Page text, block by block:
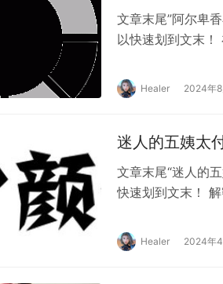
文章末尾”阿尔卑
以快速划到文末！
格，成为了不少人
只是单纯喜欢这些
Healer 2024年
迷人的五姨太
文章末尾“迷人的
快速划到文末！
个充满了各种各样
其独特的视角和深
Healer 2024年